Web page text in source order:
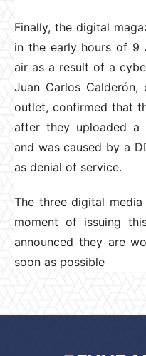
Finally, the digital
in the early hours of
air as a result of a
Juan Carlos
outlet, confirmed that
after they uploaded a
and was caused by a
as denial of service.
The three digital
moment of issuing
announced they are
soon as possible